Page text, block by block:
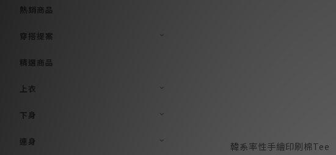
熱銷商品
穿搭提案
精選商品
上衣
下身
連身 韓系率性手繪印刷棉Tee